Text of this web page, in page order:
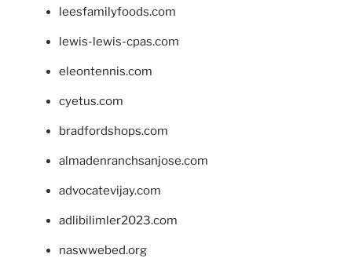
leesfamilyfoods.com
lewis-lewis-cpas.com
eleontennis.com
cyetus.com
bradfordshops.com
almadenranchsanjose.com
advocatevijay.com
adlibilimler2023.com
naswwebed.org